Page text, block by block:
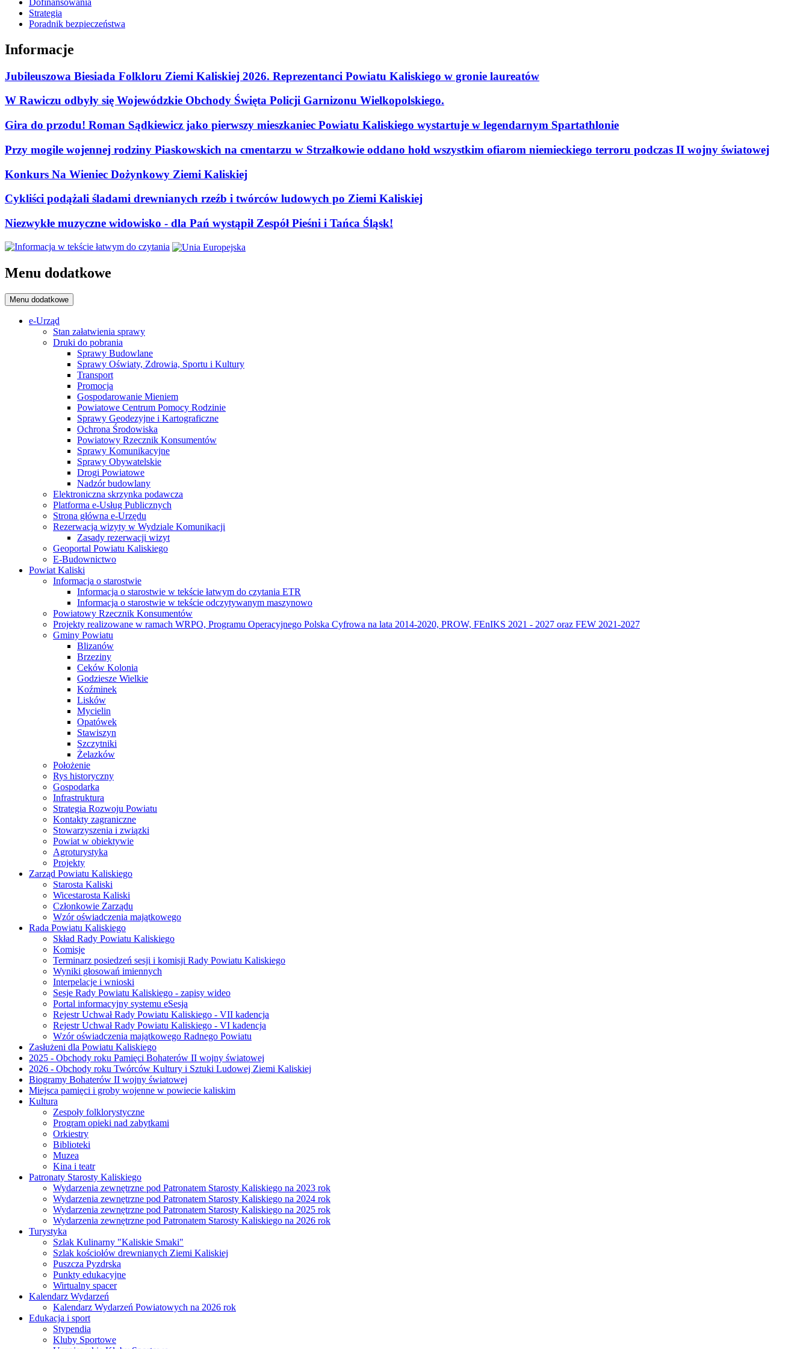
Dofinansowania
Strategia
Poradnik bezpieczeństwa
Informacje
Jubileuszowa Biesiada Folkloru Ziemi Kaliskiej 2026. Reprezentanci Powiatu Kaliskiego w gronie laureatów
W Rawiczu odbyły się Wojewódzkie Obchody Święta Policji Garnizonu Wielkopolskiego.
Gira do przodu! Roman Sądkiewicz jako pierwszy mieszkaniec Powiatu Kaliskiego wystartuje w legendarnym Spartathlonie
Przy mogile wojennej rodziny Piaskowskich na cmentarzu w Strzałkowie oddano hołd wszystkim ofiarom niemieckiego terroru podczas II wojny światowej
Konkurs Na Wieniec Dożynkowy Ziemi Kaliskiej
Cykliści podążali śladami drewnianych rzeźb i twórców ludowych po Ziemi Kaliskiej
Niezwykłe muzyczne widowisko - dla Pań wystąpił Zespół Pieśni i Tańca Śląsk!
Menu dodatkowe
Menu dodatkowe
e-Urząd
Stan załatwienia sprawy
Druki do pobrania
Sprawy Budowlane
Sprawy Oświaty, Zdrowia, Sportu i Kultury
Transport
Promocja
Gospodarowanie Mieniem
Powiatowe Centrum Pomocy Rodzinie
Sprawy Geodezyjne i Kartograficzne
Ochrona Środowiska
Powiatowy Rzecznik Konsumentów
Sprawy Komunikacyjne
Sprawy Obywatelskie
Drogi Powiatowe
Nadzór budowlany
Elektroniczna skrzynka podawcza
Platforma e-Usług Publicznych
Strona główna e-Urzędu
Rezerwacja wizyty w Wydziale Komunikacji
Zasady rezerwacji wizyt
Geoportal Powiatu Kaliskiego
E-Budownictwo
Powiat Kaliski
Informacja o starostwie
Informacja o starostwie w tekście łatwym do czytania ETR
Informacja o starostwie w tekście odczytywanym maszynowo
Powiatowy Rzecznik Konsumentów
Projekty realizowane w ramach WRPO, Programu Operacyjnego Polska Cyfrowa na lata 2014-2020, PROW, FEnIKS 2021 - 2027 oraz FEW 2021-2027
Gminy Powiatu
Blizanów
Brzeziny
Ceków Kolonia
Godziesze Wielkie
Koźminek
Lisków
Mycielin
Opatówek
Stawiszyn
Szczytniki
Żelazków
Położenie
Rys historyczny
Gospodarka
Infrastruktura
Strategia Rozwoju Powiatu
Kontakty zagraniczne
Stowarzyszenia i związki
Powiat w obiektywie
Agroturystyka
Projekty
Zarząd Powiatu Kaliskiego
Starosta Kaliski
Wicestarosta Kaliski
Członkowie Zarządu
Wzór oświadczenia majątkowego
Rada Powiatu Kaliskiego
Skład Rady Powiatu Kaliskiego
Komisje
Terminarz posiedzeń sesji i komisji Rady Powiatu Kaliskiego
Wyniki głosowań imiennych
Interpelacje i wnioski
Sesje Rady Powiatu Kaliskiego - zapisy wideo
Portal informacyjny systemu eSesja
Rejestr Uchwał Rady Powiatu Kaliskiego - VII kadencja
Rejestr Uchwał Rady Powiatu Kaliskiego - VI kadencja
Wzór oświadczenia majątkowego Radnego Powiatu
Zasłużeni dla Powiatu Kaliskiego
2025 - Obchody roku Pamięci Bohaterów II wojny światowej
2026 - Obchody roku Twórców Kultury i Sztuki Ludowej Ziemi Kaliskiej
Biogramy Bohaterów II wojny światowej
Miejsca pamięci i groby wojenne w powiecie kaliskim
Kultura
Zespoły folklorystyczne
Program opieki nad zabytkami
Orkiestry
Biblioteki
Muzea
Kina i teatr
Patronaty Starosty Kaliskiego
Wydarzenia zewnętrzne pod Patronatem Starosty Kaliskiego na 2023 rok
Wydarzenia zewnętrzne pod Patronatem Starosty Kaliskiego na 2024 rok
Wydarzenia zewnętrzne pod Patronatem Starosty Kaliskiego na 2025 rok
Wydarzenia zewnętrzne pod Patronatem Starosty Kaliskiego na 2026 rok
Turystyka
Szlak Kulinarny "Kaliskie Smaki"
Szlak kościołów drewnianych Ziemi Kaliskiej
Puszcza Pyzdrska
Punkty edukacyjne
Wirtualny spacer
Kalendarz Wydarzeń
Kalendarz Wydarzeń Powiatowych na 2026 rok
Edukacja i sport
Stypendia
Kluby Sportowe